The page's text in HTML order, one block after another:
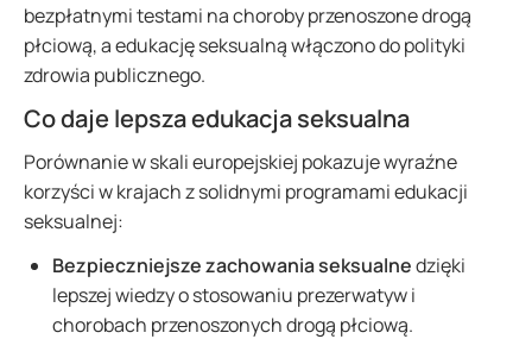
bezpłatnymi testami na choroby przenoszone drogą
płciową, a edukację seksualną włączono do polityki
zdrowia publicznego.
Co daje lepsza edukacja seksualna
Porównanie w skali europejskiej pokazuje wyraźne
korzyści w krajach z solidnymi programami edukacji
seksualnej:
Bezpieczniejsze zachowania seksualnedzięki
lepszej wiedzy o stosowaniu prezerwatyw i
chorobach przenoszonych drogą płciową.